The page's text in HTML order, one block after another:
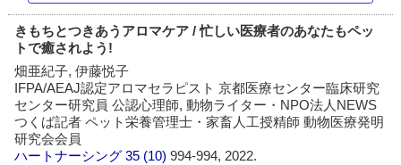
きもちとつきあうアロマケア / 忙しい医療者のあなたもペッ
トで癒されよう!
畑亜紀子, 伊藤悦子
IFPA/AEAJ認定アロマセラピスト 京都医療センター臨床研究
センター研究員 公認心理師, 動物ライター・NPO法人NEWS
つくば記者 ペット栄養管理士・家畜人工授精師 動物医療発明
研究会会員
ハートナーシング 35 (10)994-994, 2022.